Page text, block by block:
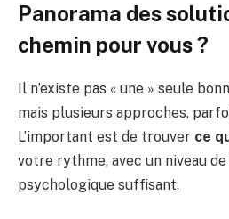
Panorama des
chemin pour vous ?
Il n’existe pas « une » seule
mais plusieurs approches,
L’important est de trouver ce
votre rythme, avec un niveau
psychologique suffisant.